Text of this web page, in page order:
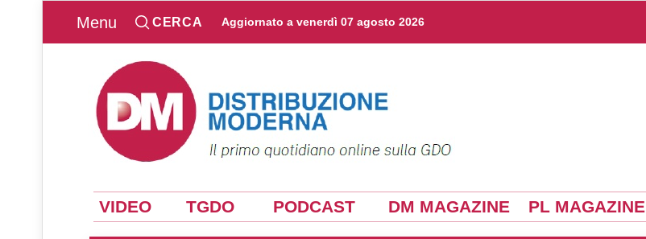
Menu CERCA Aggiornato a venerdì 07 agosto 2026
VIDEO TGDO PODCAST DM MAGAZINE PL MAGAZINE